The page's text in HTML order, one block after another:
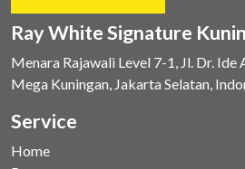
Ray White Signature
Menara Rajawali Level 7-1, Jl. Dr. Ide
Mega Kuningan, Jakarta Selatan,
Service
Home